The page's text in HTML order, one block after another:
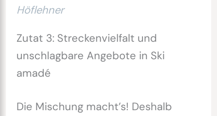
Höflehner
Zutat 3: Streckenvielfalt und
unschlagbare Angebote in Ski
amadé
Die Mischung macht’s! Deshalb